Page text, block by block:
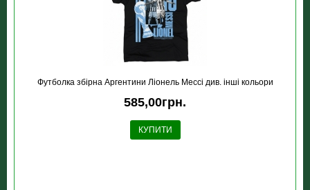
Футболка збірна Аргентини Ліонель Мессі див. інші кольори
585,00грн.
КУПИТИ